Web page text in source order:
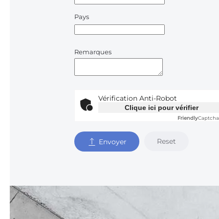
Pays
Remarques
Vérification Anti-Robot
Clique ici pour vérifier
Friendly
Envoyer Reset